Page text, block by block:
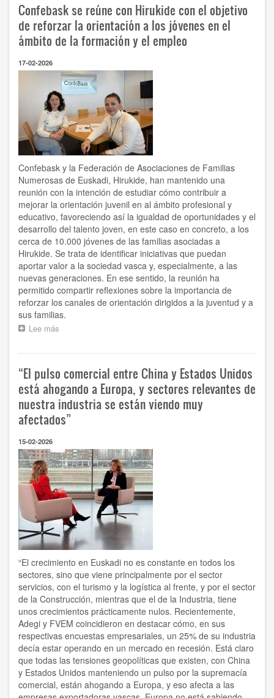
Confebask se reúne con Hirukide con el objetivo
de reforzar la orientación a los jóvenes en el
ámbito de la formación y el empleo
17-02-2026
Confebask y la Federación de Asociaciones de Familias
Numerosas de Euskadi, Hirukide, han mantenido una
reunión con la intención de estudiar cómo contribuir a
mejorar la orientación juvenil en al ámbito profesional y
educativo, favoreciendo así la igualdad de oportunidades y el
desarrollo del talento joven, en este caso en concreto, a los
cerca de 10.000 jóvenes de las familias asociadas a
Hirukide. Se trata de identificar iniciativas que puedan
aportar valor a la sociedad vasca y, especialmente, a las
nuevas generaciones. En ese sentido, la reunión ha
permitido compartir reflexiones sobre la importancia de
reforzar los canales de orientación dirigidos a la juventud y a
sus familias.
Lee más
con
Hirukide
con
el
objetivo
de
la
orientación
a
los
jóvenes
en
el
ámbito
de
la
formación
y
el
empleo
“El pulso comercial entre China y Estados Unidos
está ahogando a Europa, y sectores relevantes de
nuestra industria se están viendo muy
afectados”
15-02-2026
“El crecimiento en Euskadi no es constante en todos los
sectores, sino que viene principalmente por el sector
servicios, con el turismo y la logística al frente, y por el sector
de la Construcción, mientras que el de la Industria, tiene
unos crecimientos prácticamente nulos. Recientemente,
Adegi y FVEM coincidieron en destacar cómo, en sus
respectivas encuestas empresariales, un 25% de su industria
decía estar operando en un mercado en recesión. Está claro
que todas las tensiones geopolíticas que existen, con China
y Estados Unidos manteniendo un pulso por la supremacía
comercial, están ahogando a Europa, y eso afecta a las